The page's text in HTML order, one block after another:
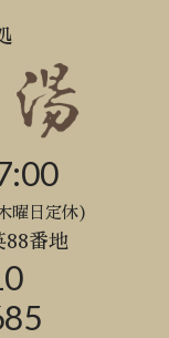
曜日定休)
88番地